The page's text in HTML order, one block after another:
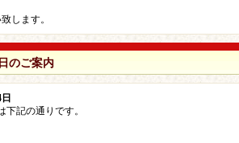
します。
のご案内
下記の通りです。